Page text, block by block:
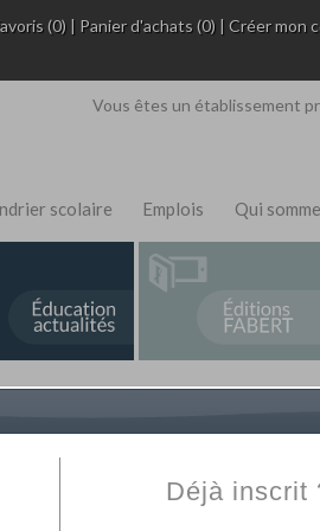
(0) | Panier d'achats (0) |Créer mon
Vous êtes un établissement
scolaire Emplois Qui
Fabert.com
du primaire au supérieur, mais
distance. Ce moteur regroupe toutes
Déjà inscrit